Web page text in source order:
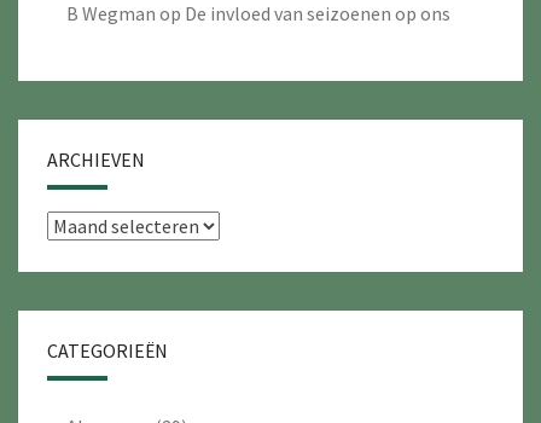
B Wegman op De invloed van seizoenen op ons
ARCHIEVEN
Archieven
CATEGORIEËN